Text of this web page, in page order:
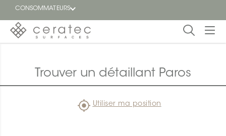
CONSOMMATEURS
Blogue
Trouver un détaillant Paros
Utiliser ma position